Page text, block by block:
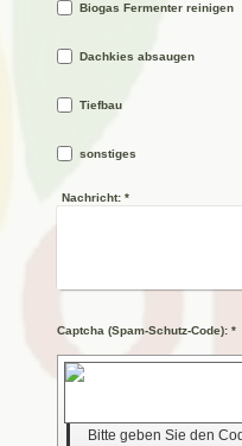
Biogas Fermenter reinigen
Dachkies absaugen
Tiefbau
sonstiges
Nachricht:*
Captcha (Spam-Schutz-Code): *
Bitte geben Sie den